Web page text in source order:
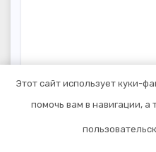
От
Этот сайт использует куки-
помочь вам в навигации,